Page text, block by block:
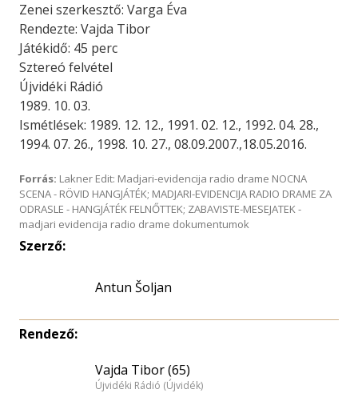
Zenei szerkesztő: Varga Éva
Rendezte: Vajda Tibor
Játékidő: 45 perc
Sztereó felvétel
Újvidéki Rádió
1989. 10. 03.
Ismétlések: 1989. 12. 12., 1991. 02. 12., 1992. 04. 28.,
1994. 07. 26., 1998. 10. 27., 08.09.2007.,18.05.2016.
Forrás: Lakner Edit: Madjari-evidencija radio drame NOCNA
SCENA - RÖVID HANGJÁTÉK; MADJARI-EVIDENCIJA RADIO DRAME ZA
ODRASLE - HANGJÁTÉK FELNŐTTEK; ZABAVISTE-MESEJATEK -
madjari evidencija radio drame dokumentumok
Szerző:
Antun Šoljan
Rendező:
Vajda Tibor (65)
Újvidéki Rádió (Újvidék)